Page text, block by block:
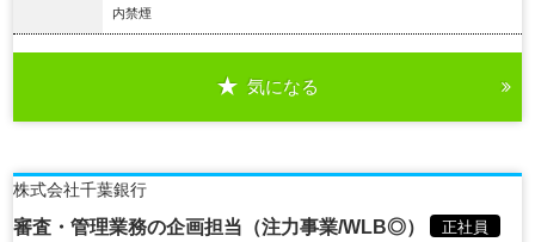
内禁煙
気になる
株式会社千葉銀行
審査・管理業務の企画担当（注力事業/WLB◎） 正社員